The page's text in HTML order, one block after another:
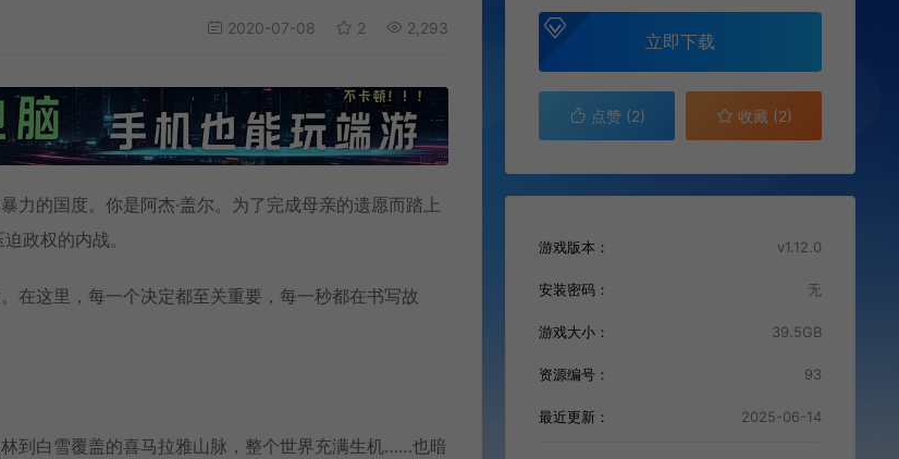
2020-07-08 2 2,293
力的国度。你是阿杰·盖尔。为了完成母亲的遗愿而踏上
政权的内战。
在这里，每一个决定都至关重要，每一秒都在书写故
到白雪覆盖的喜马拉雅山脉，整个世界充满生机……也暗
立即下载
点赞 (2) 收藏 (2)
游戏版本： v1.12.0
安装密码： 无
游戏大小： 39.5GB
资源编号： 93
最近更新： 2025-06-14